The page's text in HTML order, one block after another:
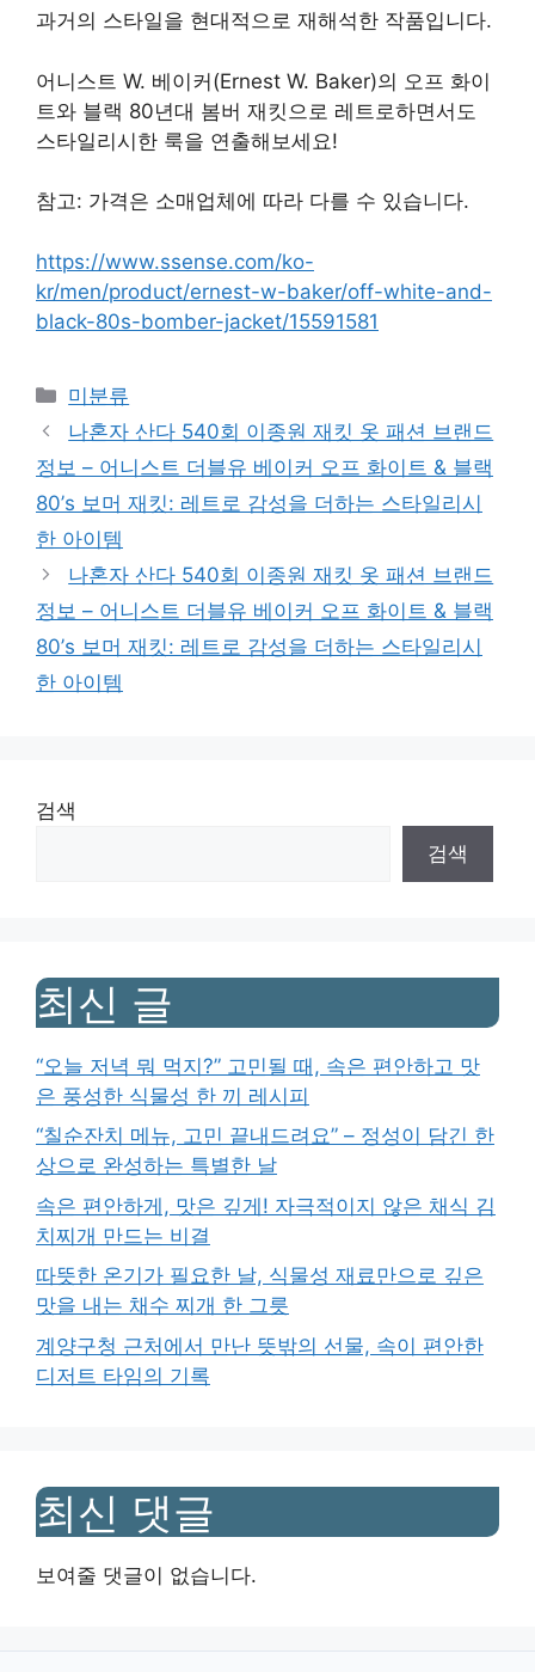
과거의 스타일을 현대적으로 재해석한 작품입니다.
어니스트 W. 베이커(Ernest W. Baker)의 오프 화이
트와 블랙 80년대 봄버 재킷으로 레트로하면서도
스타일리시한 룩을 연출해보세요!
참고: 가격은 소매업체에 따라 다를 수 있습니다.
https://www.ssense.com/ko-
kr/men/product/ernest-w-baker/off-white-and-
black-80s-bomber-jacket/15591581
Categories
미분류
나혼자 산다 540회 이종원 재킷 옷 패션 브랜드
정보 – 어니스트 더블유 베이커 오프 화이트 & 블랙
80’s 보머 재킷: 레트로 감성을 더하는 스타일리시
한 아이템
나혼자 산다 540회 이종원 재킷 옷 패션 브랜드
정보 – 어니스트 더블유 베이커 오프 화이트 & 블랙
80’s 보머 재킷: 레트로 감성을 더하는 스타일리시
한 아이템
검색
검색
최신 글
“오늘 저녁 뭐 먹지?” 고민될 때, 속은 편안하고 맛
은 풍성한 식물성 한 끼 레시피
“칠순잔치 메뉴, 고민 끝내드려요” – 정성이 담긴 한
상으로 완성하는 특별한 날
속은 편안하게, 맛은 깊게! 자극적이지 않은 채식 김
치찌개 만드는 비결
따뜻한 온기가 필요한 날, 식물성 재료만으로 깊은
맛을 내는 채수 찌개 한 그릇
계양구청 근처에서 만난 뜻밖의 선물, 속이 편안한
디저트 타임의 기록
최신 댓글
보여줄 댓글이 없습니다.